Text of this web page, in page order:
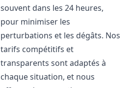
souvent dans les 24 heures,
pour minimiser les
perturbations et les dégâts. Nos
tarifs compétitifs et
transparents sont adaptés à
chaque situation, et nous